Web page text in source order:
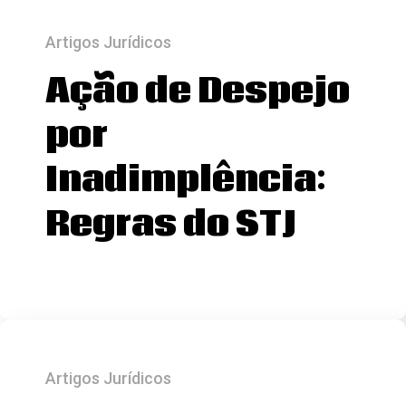
Artigos Jurídicos
Ação de Despejo
por
Inadimplência:
Regras do STJ
Artigos Jurídicos